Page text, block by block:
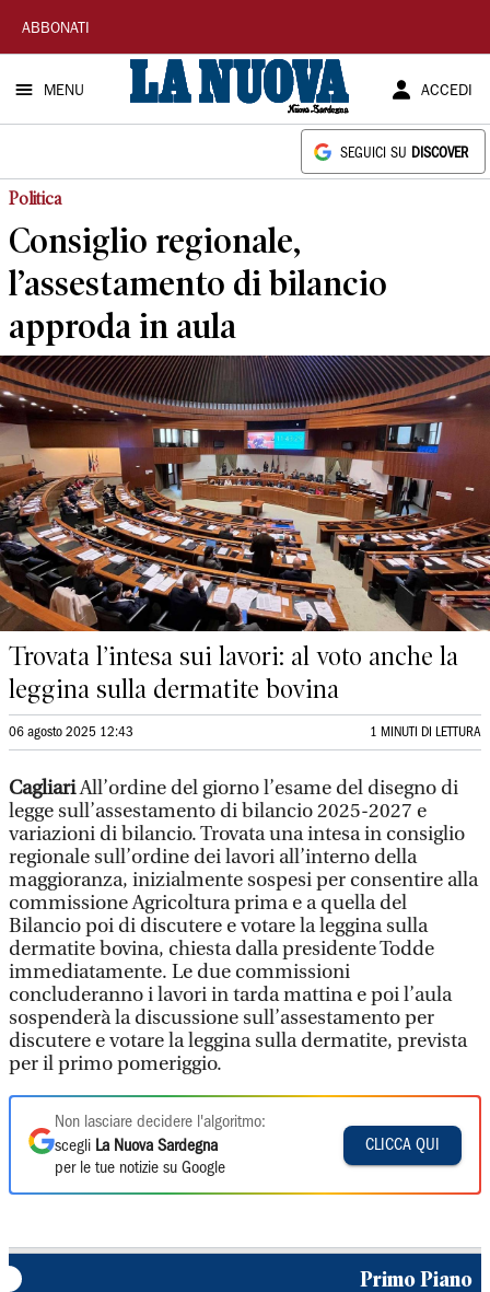
La
Nuova
Sardegna
ABBONATI
MENU ACCEDI
SEGUICI SU DISCOVER
Politica
Consiglio regionale,
l’assestamento di bilancio
approda in aula
Trovata l’intesa sui lavori: al voto anche la
leggina sulla dermatite bovina
06 agosto 2025 12:43 1 MINUTI DI LETTURA
CagliariAll’ordine del giorno l’esame del disegno di
legge sull’assestamento di bilancio 2025-2027 e
variazioni di bilancio. Trovata una intesa in consiglio
regionale sull’ordine dei lavori all’interno della
maggioranza, inizialmente sospesi per consentire alla
commissione Agricoltura prima e a quella del
Bilancio poi di discutere e votare la leggina sulla
dermatite bovina, chiesta dalla presidente Todde
immediatamente. Le due commissioni
concluderanno i lavori in tarda mattina e poi l’aula
sospenderà la discussione sull’assestamento per
discutere e votare la leggina sulla dermatite, prevista
per il primo pomeriggio.
Non lasciare decidere l'algoritmo:
scegli La Nuova Sardegna
per le tue notizie su Google
CLICCA QUI
Primo Piano